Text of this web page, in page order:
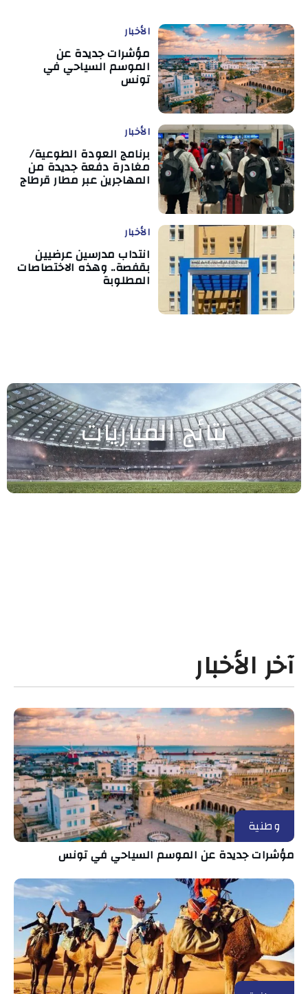
الأخبار
مؤشرات جديدة عن
الموسم السياحي في
تونس
الأخبار
برنامج العودة الطوعية/
مغادرة دفعة جديدة من
المهاجرين عبر مطار قرطاج
الأخبار
انتداب مدرسين عرضيين
بقفصة.. وهذه الاختصاصات
المطلوبة
نتائج المباريات
آخر الأخبار
وطنية
مؤشرات جديدة عن الموسم السياحي في تونس